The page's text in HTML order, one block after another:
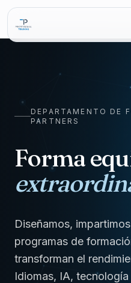
DEPARTAMENTO DE
PARTNERS
Forma
Diseñamos,
programas de
transforman el
Idiomas, IA,